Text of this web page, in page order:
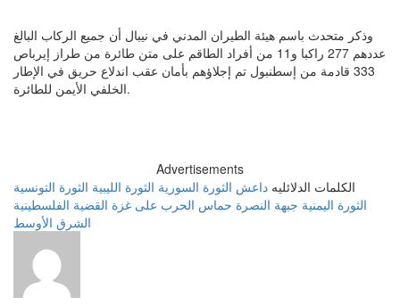
وذكر متحدث باسم هيئة ⁠الطيران المدني في نيبال أن جميع ⁠الركاب ​البالغ
⁠عددهم 277 راكبا و11 من أفراد الطاقم على متن طائرة ​من طراز ‌إيرباص
333 ​قادمة من إسطنبول ​تم إجلاؤهم بأمان ⁠عقب اندلاع حريق في الإطار
الخلفي ​الأيمن للطائرة.
Advertisements
الكلمات الدلائليه داعش الثورة السورية الثورة الليبية الثورة التونسية
الثورة اليمنية جبهة النصرة حماس الحرب على غزة القضية الفلسطينية
الشرق الأوسط